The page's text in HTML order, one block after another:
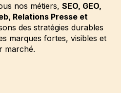
nos métiers, SEO, GEO,
Relations Presse et
des stratégies durables
marques fortes, visibles et
marché.